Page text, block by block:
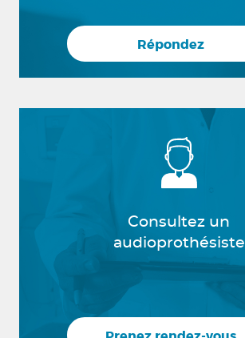
Répondez
Consultez un
audioprothésiste